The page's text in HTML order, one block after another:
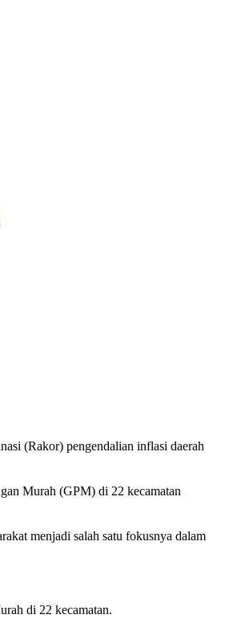
(Rakor) pengendalian inflasi daerah
Murah (GPM) di 22 kecamatan
menjadi salah satu fokusnya dalam
di 22 kecamatan.